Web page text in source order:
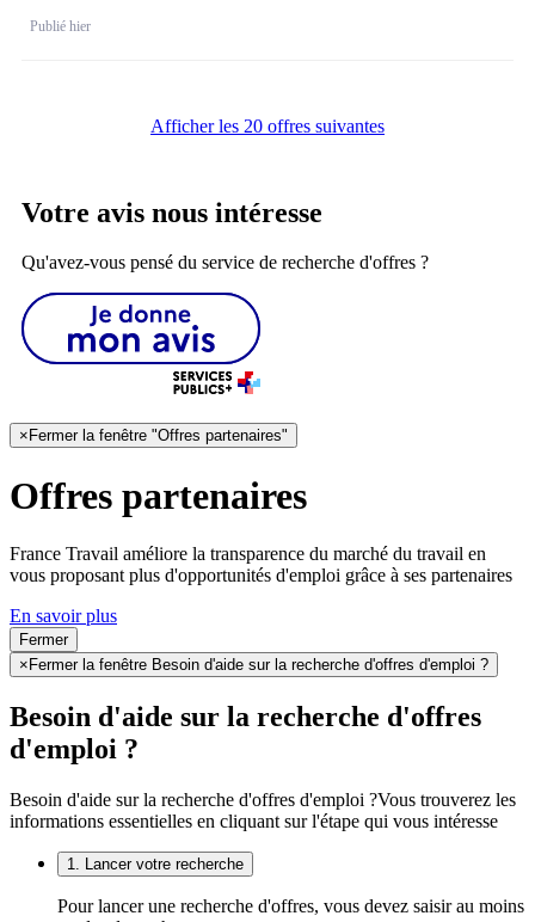
Publié hier
Afficher les 20 offres suivantes
Votre avis nous intéresse
Qu'avez-vous pensé du service de recherche d'offres ?
× Fermer la fenêtre "Offres partenaires"
Offres partenaires
France Travail améliore la transparence du marché du travail en
vous proposant plus d'opportunités d'emploi grâce à ses partenaires
En savoir plus
Fermer
× Fermer la fenêtre Besoin d'aide sur la recherche d'offres d'emploi ?
Besoin d'aide sur la recherche d'offres
d'emploi ?
Besoin d'aide sur la recherche d'offres d'emploi ?Vous trouverez les
informations essentielles en cliquant sur l'étape qui vous intéresse
1. Lancer votre recherche
Pour lancer une recherche d'offres, vous devez saisir au moins